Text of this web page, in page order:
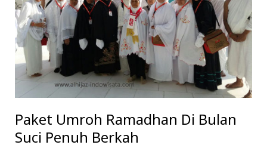
Paket Umroh Ramadhan Di Bulan
Suci Penuh Berkah
Suci
Penuh
Berkah